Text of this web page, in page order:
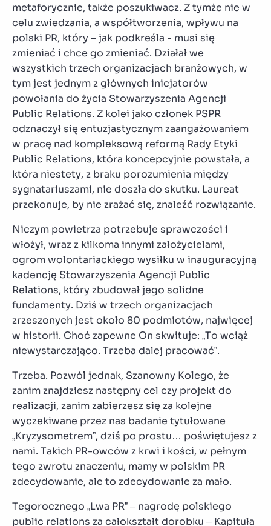
metaforycznie, także poszukiwacz. Z tymże nie w
celu zwiedzania, a współtworzenia, wpływu na
polski PR, który – jak podkreśla - musi się
zmieniać i chce go zmieniać. Działał we
wszystkich trzech organizacjach branżowych, w
tym jest jednym z głównych inicjatorów
powołania do życia Stowarzyszenia Agencji
Public Relations. Z kolei jako członek PSPR
odznaczył się entuzjastycznym zaangażowaniem
w pracę nad kompleksową reformą Rady Etyki
Public Relations, która koncepcyjnie powstała, a
która niestety, z braku porozumienia między
sygnatariuszami, nie doszła do skutku. Laureat
przekonuje, by nie zrażać się, znaleźć rozwiązanie.
Niczym powietrza potrzebuje sprawczości i
włożył, wraz z kilkoma innymi założycielami,
ogrom wolontariackiego wysiłku w inauguracyjną
kadencję Stowarzyszenia Agencji Public
Relations, który zbudował jego solidne
fundamenty. Dziś w trzech organizacjach
zrzeszonych jest około 80 podmiotów, najwięcej
w historii. Choć zapewne On skwituje: „To wciąż
niewystarczająco. Trzeba dalej pracować”.
Trzeba. Pozwól jednak, Szanowny Kolego, że
zanim znajdziesz następny cel czy projekt do
realizacji, zanim zabierzesz się za kolejne
wyczekiwane przez nas badanie tytułowane
„Kryzysometrem”, dziś po prostu… poświętujesz z
nami. Takich PR-owców z krwi i kości, w pełnym
tego zwrotu znaczeniu, mamy w polskim PR
zdecydowanie, ale to zdecydowanie za mało.
Tegorocznego „Lwa PR” – nagrodę polskiego
public relations za całokształt dorobku – Kapituła